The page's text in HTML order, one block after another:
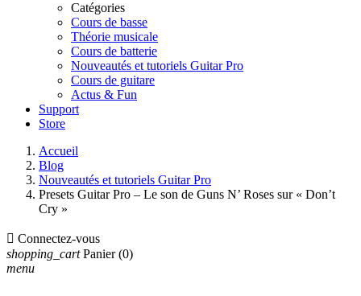
Catégories
Cours de basse
Théorie musicale
Cours de batterie
Nouveautés et tutoriels Guitar Pro
Cours de guitare
Actus & Fun
Support
Store
Accueil
Blog
Nouveautés et tutoriels Guitar Pro
Presets Guitar Pro – Le son de Guns N’ Roses sur « Don’t
Cry »
 Connectez-vous
shopping_cart Panier (0)
menu